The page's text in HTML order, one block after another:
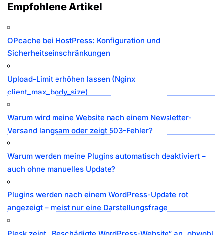
Empfohlene Artikel
OPcache bei HostPress: Konfiguration und
Sicherheitseinschränkungen
Upload-Limit erhöhen lassen (Nginx
client_max_body_size)
Warum wird meine Website nach einem Newsletter-
Versand langsam oder zeigt 503-Fehler?
Warum werden meine Plugins automatisch deaktiviert –
auch ohne manuelles Update?
Plugins werden nach einem WordPress-Update rot
angezeigt – meist nur eine Darstellungsfrage
Plesk zeigt „Beschädigte WordPress-Website“ an, obwohl